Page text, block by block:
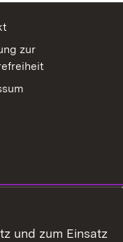
zur
und zum Einsatz